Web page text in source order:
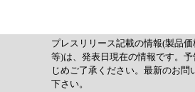
プレスリリース記載の情報(製品
等)は、発表日現在の情報です。
じめご了承ください。最新のお問
下さい。